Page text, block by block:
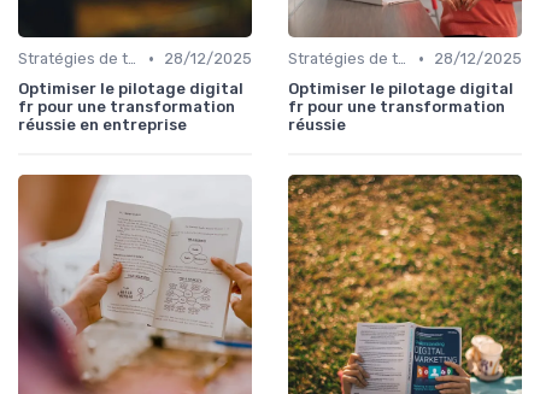
Stratégies de transformation •
28/12/2025
Optimiser le pilotage digital
fr pour une transformation
réussie en entreprise
Stratégies de transformation •
28/12/2025
Optimiser le pilotage digital
fr pour une transformation
réussie